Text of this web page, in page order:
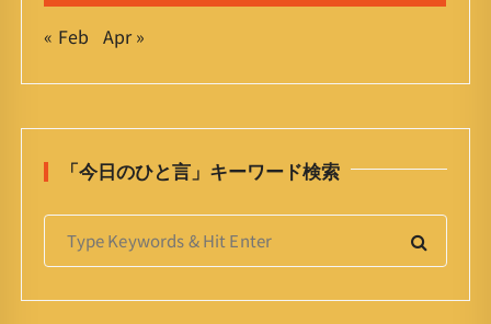
« Feb Apr »
「今日のひと言」キーワード検索
S
r